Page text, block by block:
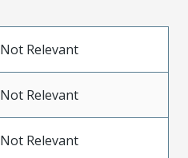
Not Relevant
Not Relevant
Not Relevant